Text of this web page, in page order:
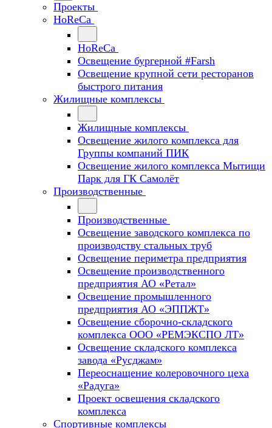
Проекты
HoReCa
HoReCa
Освещение бургерной #Farsh
Освещение крупной сети ресторанов
быстрого питания
Жилищные комплексы
Жилищные комплексы
Освещение жилого комплекса для
Группы компаний ПИК
Освещение жилого комплекса Мытищи
Парк для ГК Самолёт
Производственные
Производственные
Освещение заводского комплекса по
производству стальных труб
Освещение периметра предприятия
Освещение производственного
предприятия АО «Ретал»
Освещение промышленного
предприятия АО «ЭППЖТ»
Освещение сборочно-складского
комплекса ООО «РЕМЭКСПО ЛТ»
Освещение складского комплекса
завода «Русджам»
Переоснащение колеровочного цеха
«Радуга»
Проект освещения складского
комплекса
Спортивные комплексы